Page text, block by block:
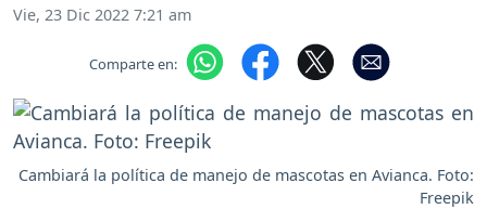
Vie, 23 Dic 2022 7:21 am
Comparte en:
Cambiará la política de manejo de mascotas en Avianca. Foto:
Freepik